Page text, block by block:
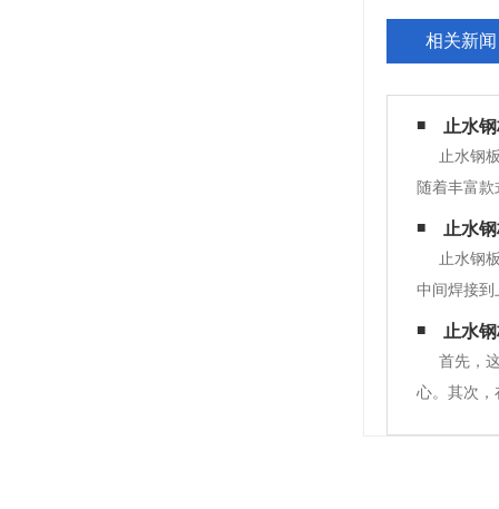
相关新闻
止水
止水钢
随着丰富
分布不力
产行业的
止水
止水钢
中间焊接到
始。1.南
行测量，
止水
首先，
心。其次，